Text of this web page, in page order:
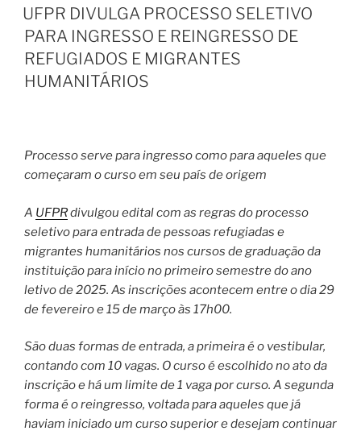
EM
UFPR DIVULGA PROCESSO SELETIVO
PARA INGRESSO E REINGRESSO DE
REFUGIADOS E MIGRANTES
HUMANITÁRIOS
Processo serve para ingresso como para aqueles que
começaram o curso em seu país de origem
A UFPRdivulgou edital com as regras do processo
seletivo para entrada de pessoas refugiadas e
migrantes humanitários nos cursos de graduação da
instituição para início no primeiro semestre do ano
letivo de 2025. As inscrições acontecem entre o dia 29
de fevereiro e 15 de março às 17h00.
São duas formas de entrada, a primeira é o vestibular,
contando com 10 vagas. O curso é escolhido no ato da
inscrição e há um limite de 1 vaga por curso. A segunda
forma é o reingresso, voltada para aqueles que já
haviam iniciado um curso superior e desejam continuar